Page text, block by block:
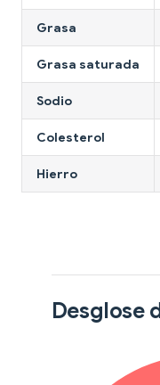
Grasa
Grasa saturada
Sodio
Colesterol
Hierro
Desglose